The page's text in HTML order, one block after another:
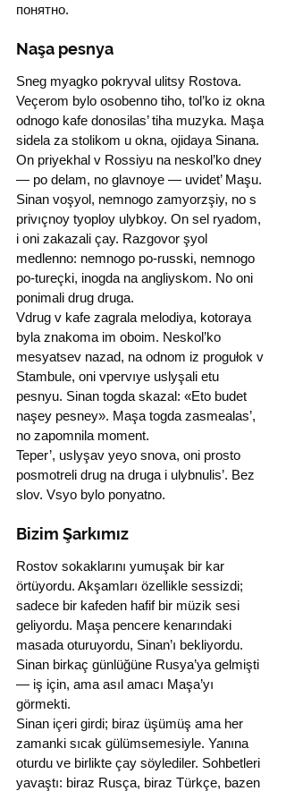
понятно.
Naşa pesnya
Sneg myagko pokryval ulitsy Rostova.
Veçerom bylo osobenno tiho, tol’ko iz okna
odnogo kafe donosilas’ tiha muzyka. Maşa
sidela za stolikom u okna, ojidaya Sinana.
On priyekhal v Rossiyu na neskol’ko dney
— po delam, no glavnoye — uvidet’ Maşu.
Sinan voşyol, nemnogo zamyorzşiy, no s
privıçnoy tyoploy ulybkoy. On sel ryadom,
i oni zakazali çay. Razgovor şyol
medlenno: nemnogo po-russki, nemnogo
po-tureçki, inogda na angliyskom. No oni
ponimali drug druga.
Vdrug v kafe zagrala melodiya, kotoraya
byla znakoma im oboim. Neskol’ko
mesyatsev nazad, na odnom iz progułok v
Stambule, oni vpervıye uslyşali etu
pesnyu. Sinan togda skazal: «Eto budet
naşey pesney». Maşa togda zasmealas’,
no zapomnila moment.
Teper’, uslyşav yeyo snova, oni prosto
posmotreli drug na druga i ulybnulis’. Bez
slov. Vsyo bylo ponyatno.
Bizim Şarkımız
Rostov sokaklarını yumuşak bir kar
örtüyordu. Akşamları özellikle sessizdi;
sadece bir kafeden hafif bir müzik sesi
geliyordu. Maşa pencere kenarındaki
masada oturuyordu, Sinan’ı bekliyordu.
Sinan birkaç günlüğüne Rusya’ya gelmişti
— iş için, ama asıl amacı Maşa’yı
görmekti.
Sinan içeri girdi; biraz üşümüş ama her
zamanki sıcak gülümsemesiyle. Yanına
oturdu ve birlikte çay söylediler. Sohbetleri
yavaştı: biraz Rusça, biraz Türkçe, bazen